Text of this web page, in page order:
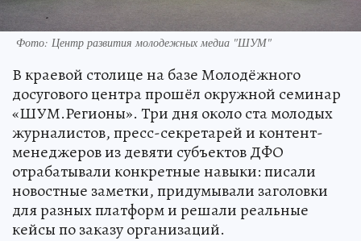
Фото: Центр развития молодежных медиа "ШУМ"
В краевой столице на базе Молодёжного
досугового центра прошёл окружной семинар
«ШУМ.Регионы». Три дня около ста молодых
журналистов, пресс-секретарей и контент-
менеджеров из девяти субъектов ДФО
отрабатывали конкретные навыки: писали
новостные заметки, придумывали заголовки
для разных платформ и решали реальные
кейсы по заказу организаций.